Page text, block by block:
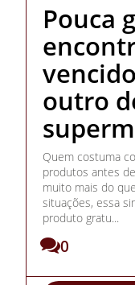
Pouca
outro
Quem costuma
produtos antes
muito mais do
situações, essa
produto gratu...
0